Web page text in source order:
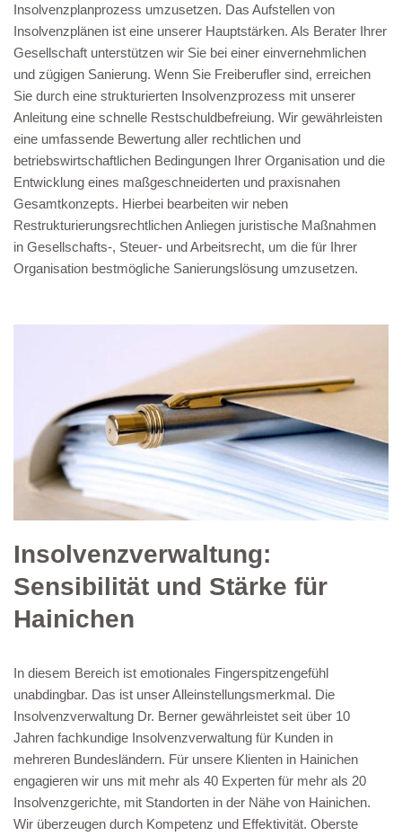
Insolvenzplanprozess umzusetzen. Das Aufstellen von
Insolvenzplänen ist eine unserer Hauptstärken. Als Berater Ihrer
Gesellschaft unterstützen wir Sie bei einer einvernehmlichen
und zügigen Sanierung. Wenn Sie Freiberufler sind, erreichen
Sie durch eine strukturierten Insolvenzprozess mit unserer
Anleitung eine schnelle Restschuldbefreiung. Wir gewährleisten
eine umfassende Bewertung aller rechtlichen und
betriebswirtschaftlichen Bedingungen Ihrer Organisation und die
Entwicklung eines maßgeschneiderten und praxisnahen
Gesamtkonzepts. Hierbei bearbeiten wir neben
Restrukturierungsrechtlichen Anliegen juristische Maßnahmen
in Gesellschafts-, Steuer- und Arbeitsrecht, um die für Ihrer
Organisation bestmögliche Sanierungslösung umzusetzen.
Insolvenzverwaltung:
Sensibilität und Stärke für
Hainichen
In diesem Bereich ist emotionales Fingerspitzengefühl
unabdingbar. Das ist unser Alleinstellungsmerkmal. Die
Insolvenzverwaltung Dr. Berner gewährleistet seit über 10
Jahren fachkundige Insolvenzverwaltung für Kunden in
mehreren Bundesländern. Für unsere Klienten in Hainichen
engagieren wir uns mit mehr als 40 Experten für mehr als 20
Insolvenzgerichte, mit Standorten in der Nähe von Hainichen.
Wir überzeugen durch Kompetenz und Effektivität. Oberste